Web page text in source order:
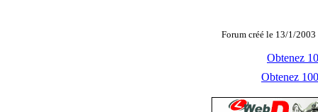
Forum créé le 13/1/
Obtenez
Obtenez